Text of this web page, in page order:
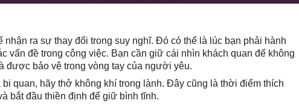
ra sự thay đổi trong suy nghĩ. Đó có thể là lúc bạn phải hành
vấn đề trong công việc. Bạn cần giữ cái nhìn khách quan để không
được bảo vệ trong vòng tay của người yêu.
quan, hãy thở không khí trong lành. Đây cũng là thời điểm thích
bắt đầu thiền định để giữ bình tĩnh.